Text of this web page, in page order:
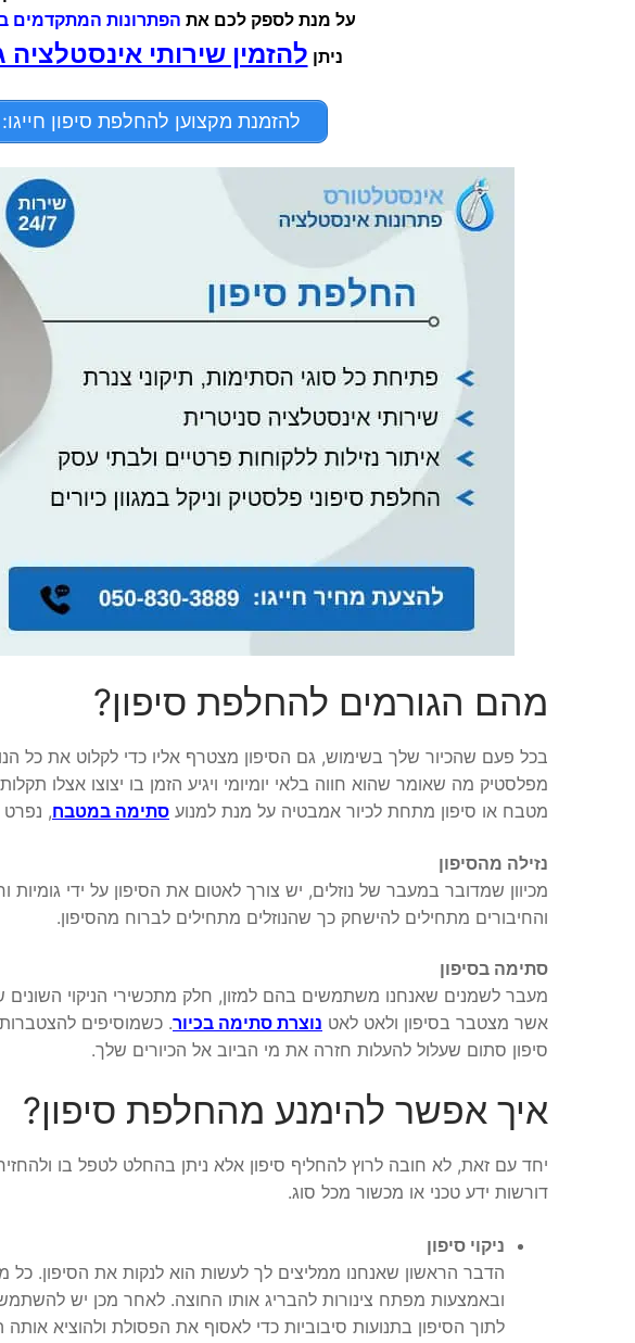
על מנת לספק לכם את הפתרונות המתקדמים
ניתן להזמין שירותי
להזמנת מקצוען להחלפת סיפון חייגו: 050-830-3889
מהם הגורמים להחלפת סיפון?
בכל פעם שהכיור שלך בשימוש, גם הסיפון מצטרף אליו כדי לקלוט את כל
מפלסטיק מה שאומר שהוא חווה בלאי יומיומי ויגיע הזמן בו יצוצו אצלו
מטבח או סיפון מתחת לכיור אמבטיה על מנת למנוע סתימה במטבח, נפרט
נזילה מהסיפון
מכיוון שמדובר במעבר של נוזלים, יש צורך לאטום את הסיפון על ידי גומיות
והחיבורים מתחילים להישחק כך שהנוזלים מתחילים לברוח מהסיפון.
סתימה בסיפון
מעבר לשמנים שאנחנו משתמשים בהם למזון, חלק מתכשירי הניקוי
אשר מצטבר בסיפון ולאט לאט נוצרת סתימה בכיור. כשמוסיפים
סיפון סתום שעלול להעלות חזרה את מי הביוב אל הכיורים שלך.
איך אפשר להימנע מהחלפת סיפון?
יחד עם זאת, לא חובה לרוץ להחליף סיפון אלא ניתן בהחלט לטפל בו
דורשות ידע טכני או מכשור מכל סוג.
ניקוי סיפון
הדבר הראשון שאנחנו ממליצים לך לעשות הוא לנקות את הסיפון. כל
ובאמצעות מפתח צינורות להבריג אותו החוצה. לאחר מכן יש
לתוך הסיפון בתנועות סיבוביות כדי לאסוף את הפסולת ולהוציא